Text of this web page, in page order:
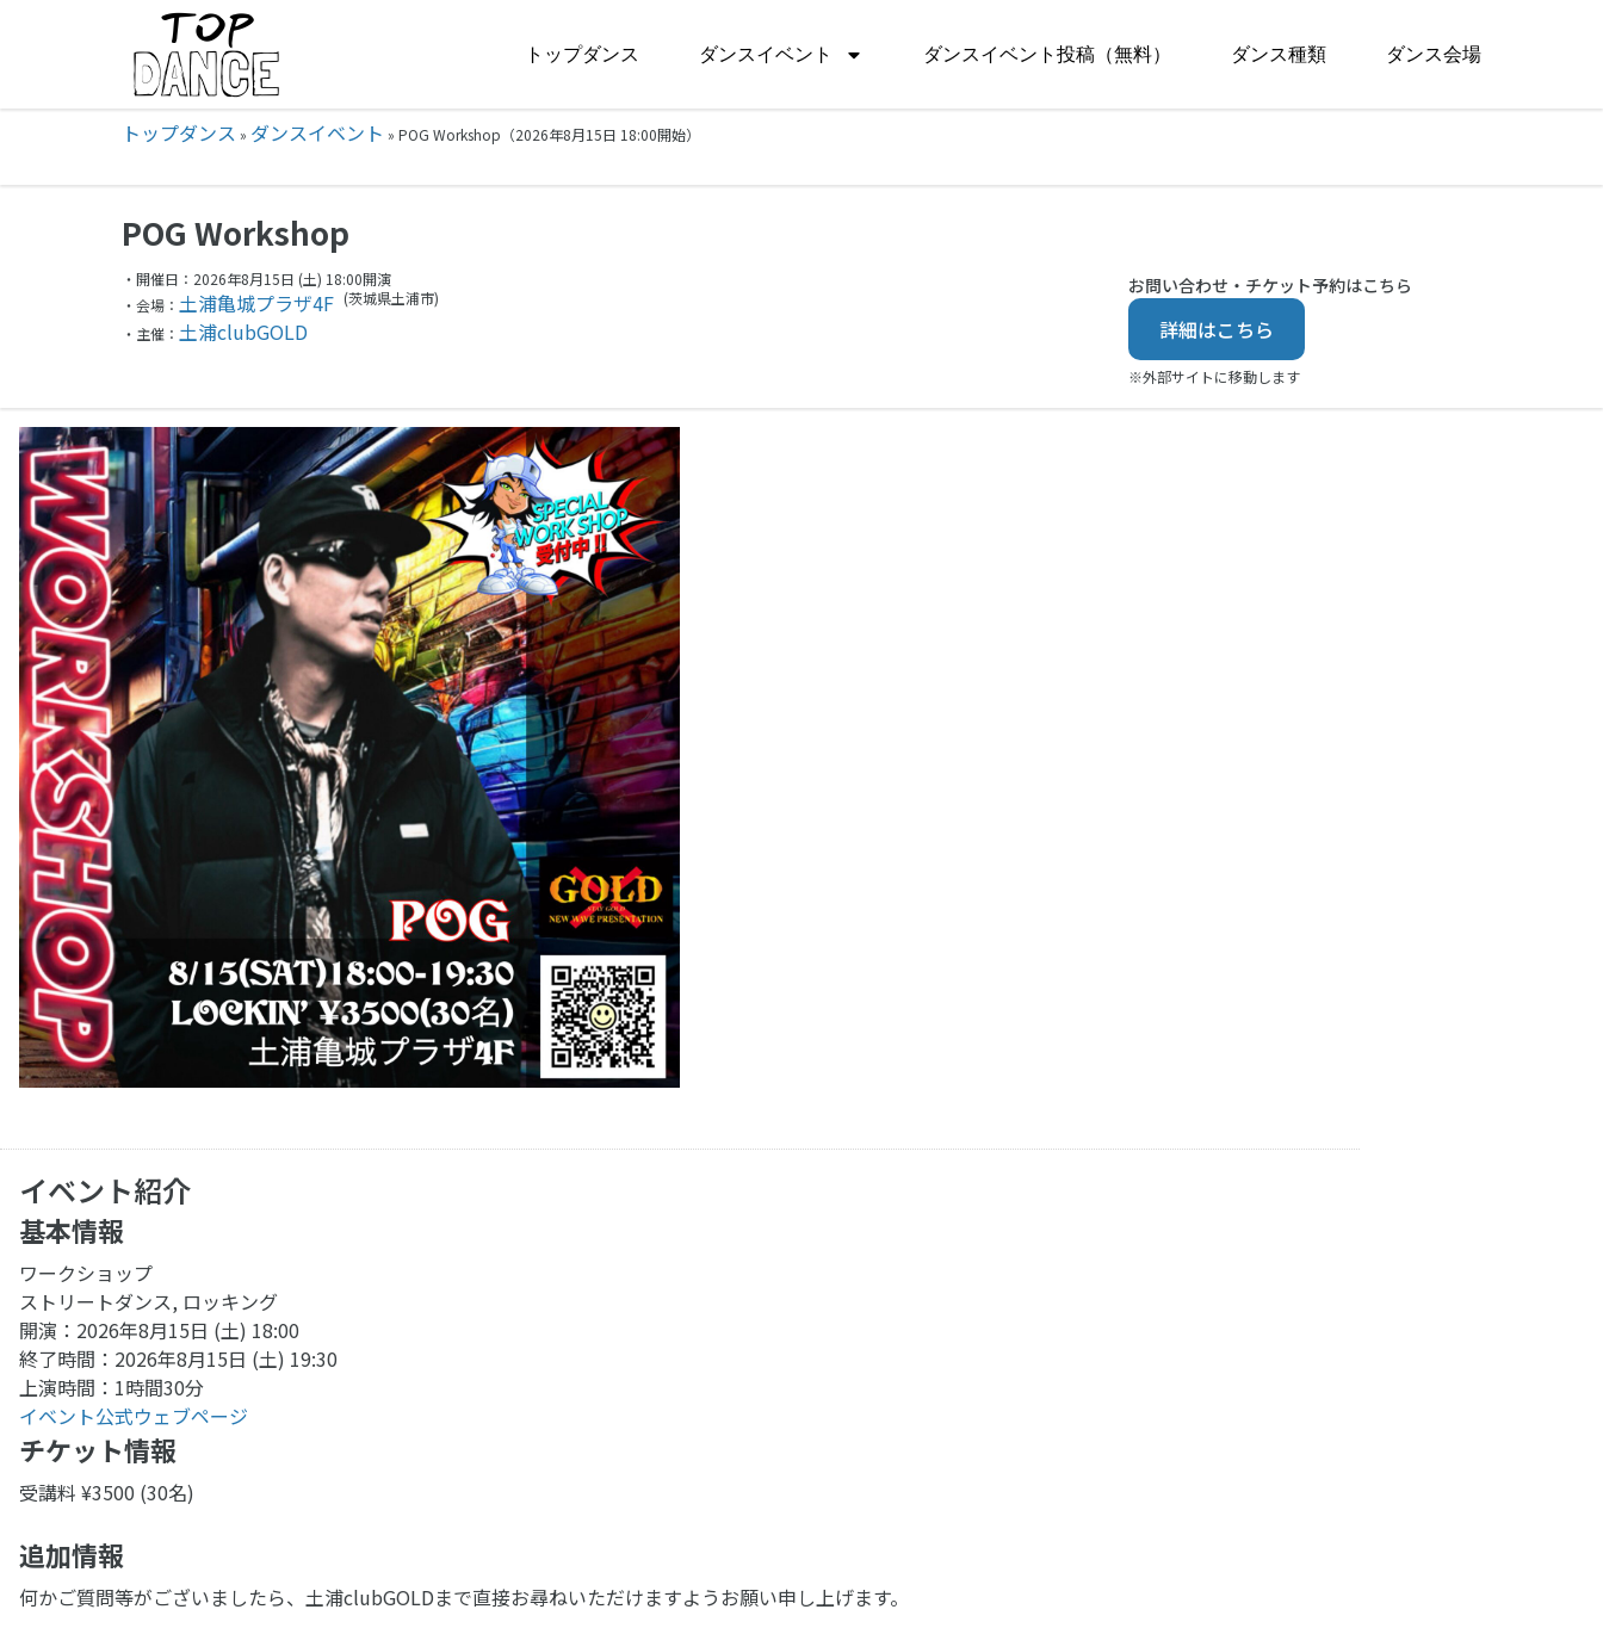
トップダンス ダンスイベント ダンスイベント投稿（無料） ダンス種類 ダンス会場
トップダンス » ダンスイベント » POG Workshop（2026年8月15日 18:00開始）
POG Workshop
・開催日：2026年8月15日 (土) 18:00開演
・会場： 土浦亀城プラザ4F (茨城県土浦市)
・主催： 土浦clubGOLD
お問い合わせ・チケット予約はこちら
詳細はこちら
※外部サイトに移動します
イベント紹介
基本情報
ワークショップ
ストリートダンス, ロッキング
開演：2026年8月15日 (土) 18:00
終了時間：2026年8月15日 (土) 19:30
上演時間：1時間30分
イベント公式ウェブページ
チケット情報
受講料 ¥3500 (30名)
追加情報
何かご質問等がございましたら、土浦clubGOLDまで直接お尋ねいただけますようお願い申し上げます。